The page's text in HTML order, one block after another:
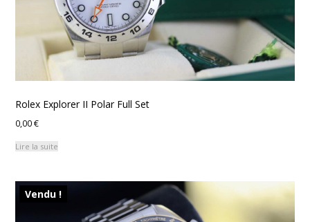
Rolex Explorer II Polar Full Set
0,00€
Lire la suite
Vendu !